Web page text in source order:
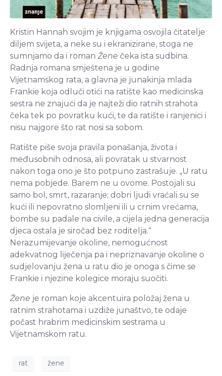
Kristin Hannah svojim je knjigama osvojila čitatelje
diljem svijeta, a neke su i ekranizirane, stoga ne
sumnjamo da i roman Žene čeka ista sudbina.
Radnja romana smještena je u godine
Vijetnamskog rata, a glavna je junakinja mlada
Frankie koja odluči otići na ratište kao medicinska
sestra ne znajući da je najteži dio ratnih strahota
čeka tek po povratku kući, te da ratište i ranjenici i
nisu najgore što rat nosi sa sobom.
Ratište piše svoja pravila ponašanja, života i
međusobnih odnosa, ali povratak u stvarnost
nakon toga ono je što potpuno zastrašuje. „U ratu
nema pobjede. Barem ne u ovome. Postojali su
samo bol, smrt, razaranje; dobri ljudi vraćali su se
kući ili nepovratno slomljeni ili u crnim vrećama,
bombe su padale na civile, a cijela jedna generacija
djeca ostala je siročad bez roditelja.“
Nerazumijevanje okoline, nemogućnost
adekvatnog liječenja pa i nepriznavanje okoline o
sudjelovanju žena u ratu dio je onoga s čime se
Frankie i njezine kolegice moraju suočiti.
Žene je roman koje akcentuira položaj žena u
ratnim strahotama i uzdiže junaštvo, te odaje
počast hrabrim medicinskim sestrama u
Vijetnamskom ratu.
rat žene